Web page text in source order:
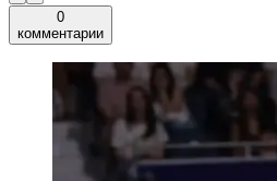
0
комментарии